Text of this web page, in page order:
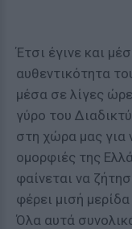
Έτσι έγινε και
αυθεντικότητα
μέσα σε λίγες
γύρο του
στη χώρα μας για
ομορφιές της
φαίνεται να
φέρει μισή
Όλα αυτά